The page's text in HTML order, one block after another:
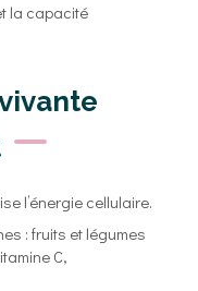
la capacité
l’énergie cellulaire.
: fruits et légumes
C,